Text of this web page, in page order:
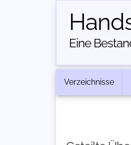
Eine
Verzeichnisse